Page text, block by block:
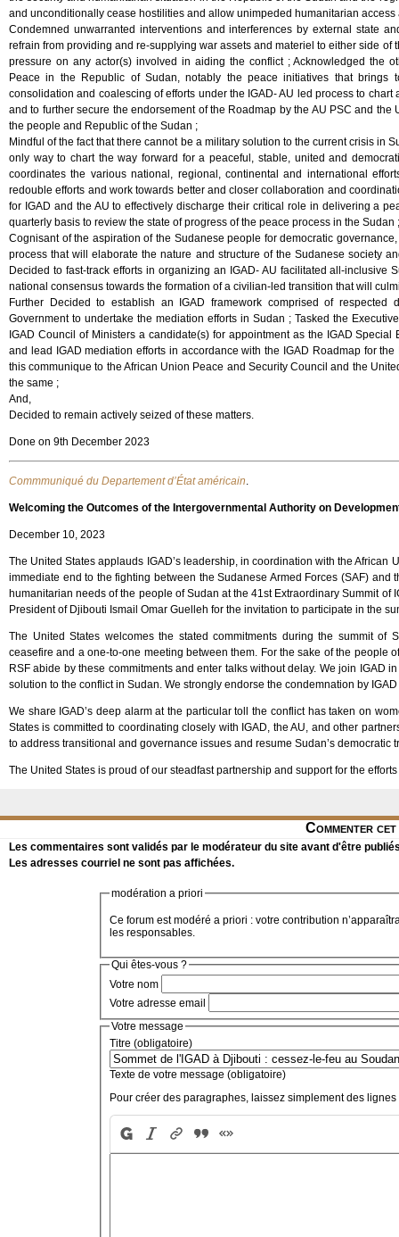
and unconditionally cease hostilities and allow unimpeded humanitarian
Condemned unwarranted interventions and interferences by external state
refrain from providing and re-supplying war assets and materiel to either side
pressure on any actor(s) involved in aiding the conflict ; Acknowledged the
Peace in the Republic of Sudan, notably the peace initiatives that
consolidation and coalescing of efforts under the IGAD- AU led process to
and to further secure the endorsement of the Roadmap by the AU PSC and
the people and Republic of the Sudan ;
Mindful of the fact that there cannot be a military solution to the current crisis
only way to chart the way forward for a peaceful, stable, united and
coordinates the various national, regional, continental and international
redouble efforts and work towards better and closer collaboration and
for IGAD and the AU to effectively discharge their critical role in delivering a
quarterly basis to review the state of progress of the peace process in the Sudan ;
Cognisant of the aspiration of the Sudanese people for democratic
process that will elaborate the nature and structure of the Sudanese society
Decided to fast-track efforts in organizing an IGAD- AU facilitated all-
national consensus towards the formation of a civilian-led transition that will
Further Decided to establish an IGAD framework comprised of
Government to undertake the mediation efforts in Sudan ; Tasked the
IGAD Council of Ministers a candidate(s) for appointment as the IGAD
and lead IGAD mediation efforts in accordance with the IGAD Roadmap for
this communique to the African Union Peace and Security Council and the
the same ;
And,
Decided to remain actively seized of these matters.
Done on 9th December 2023
Commmuniqué du Departement d’État américain.
Welcoming the Outcomes of the Intergovernmental Authority on
December 10, 2023
The United States applauds IGAD’s leadership, in coordination with the
immediate end to the fighting between the Sudanese Armed Forces (SAF)
humanitarian needs of the people of Sudan at the 41st Extraordinary Summit
President of Djibouti Ismail Omar Guelleh for the invitation to participate in the
The United States welcomes the stated commitments during the summit
ceasefire and a one-to-one meeting between them. For the sake of the people
RSF abide by these commitments and enter talks without delay. We join IGAD
solution to the conflict in Sudan. We strongly endorse the condemnation by
We share IGAD’s deep alarm at the particular toll the conflict has taken on
States is committed to coordinating closely with IGAD, the AU, and other
to address transitional and governance issues and resume Sudan’s democratic
The United States is proud of our steadfast partnership and support for the
Commenter
Les commentaires sont validés par le modérateur du site avant d'être
Les adresses courriel ne sont pas affichées.
modération a priori
Ce forum est modéré a priori : votre contribution
les responsables.
Qui êtes-vous ?
Votre nom
Votre adresse email
Votre message
Titre (obligatoire)
Texte de votre message (obligatoire)
Pour créer des paragraphes, laissez simplement des lignes